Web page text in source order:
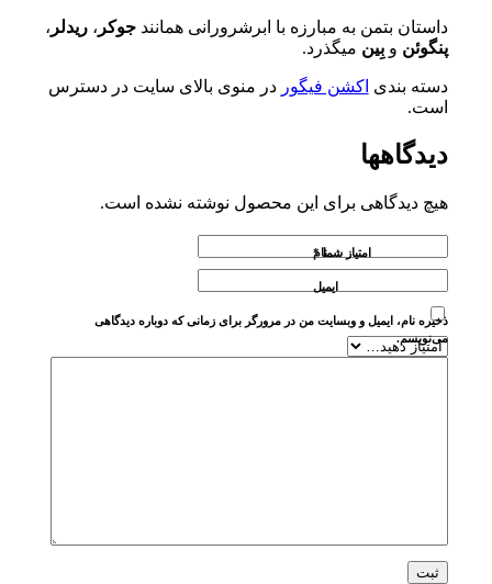
داستان بتمن به مبارزه با ابرشرورانی همانندجوکر ،ریدلر ،
پنگوئن وبِین میگذرد.
دسته بندی اکشن فیگور در منوی بالای سایت در دسترس
است.
دیدگاهها
هیچ دیدگاهی برای این محصول نوشته نشده است.
نام
ایمیل
ذخیره نام، ایمیل و وبسایت من در مرورگر برای زمانی که دوباره دیدگاهی
می‌نویسم.
امتیاز شما*